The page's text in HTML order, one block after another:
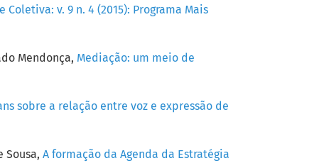
Coletiva: v. 9 n. 4 (2015): Programa Mais
Mendonça, Mediação: um meio de
sobre a relação entre voz e expressão de
Sousa, A formação da Agenda da Estratégia